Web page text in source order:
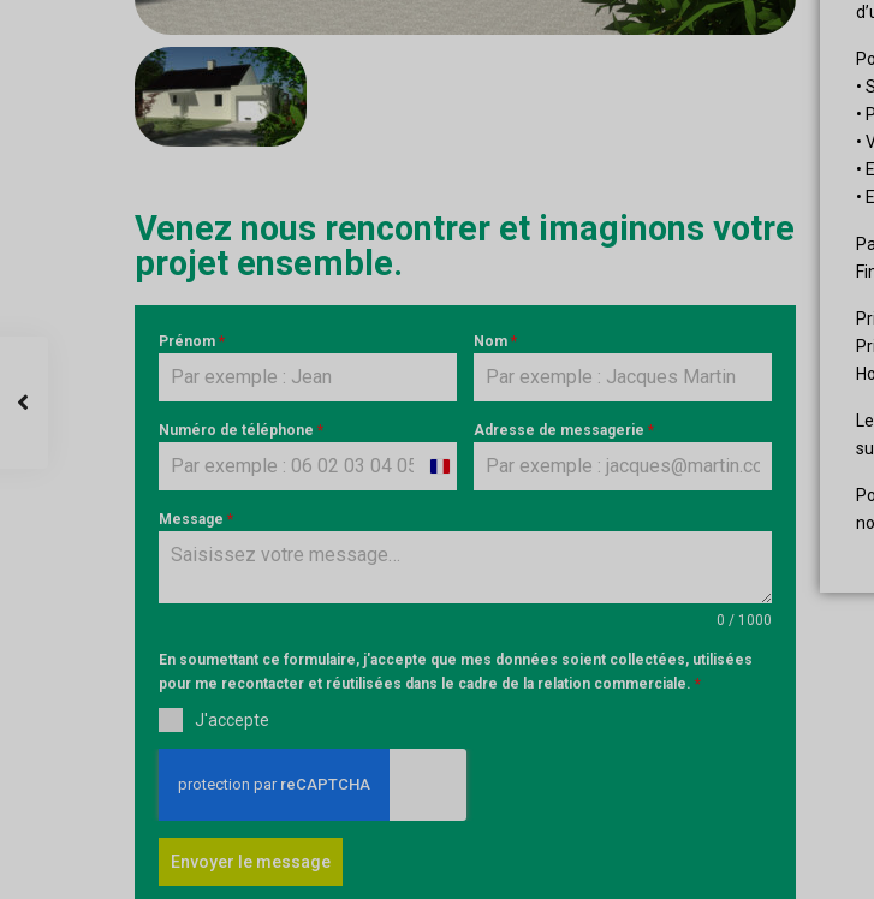
Venez nous rencontrer et imaginons votre
projet ensemble.
Prénom * Nom *
Numéro de téléphone *
France
Adresse de messagerie *
Message *
0 / 1000
En soumettant ce formulaire, j'accepte que mes données soient collectées, utilisées
pour me recontacter et réutilisées dans le cadre de la relation commerciale. *
J'accepte
Envoyer le message
•
•
•
•
•